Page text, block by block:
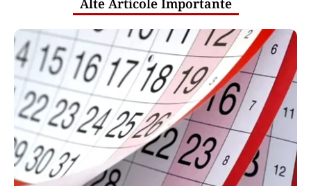
Alte Articole Importante